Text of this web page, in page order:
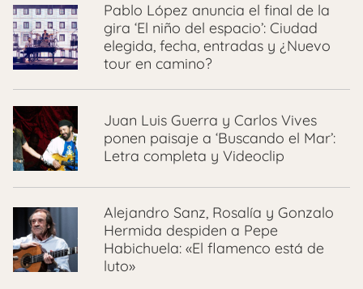
Pablo López anuncia el final de la
gira ‘El niño del espacio’: Ciudad
elegida, fecha, entradas y ¿Nuevo
tour en camino?
Juan Luis Guerra y Carlos Vives
ponen paisaje a ‘Buscando el Mar’:
Letra completa y Videoclip
Alejandro Sanz, Rosalía y Gonzalo
Hermida despiden a Pepe
Habichuela: «El flamenco está de
luto»